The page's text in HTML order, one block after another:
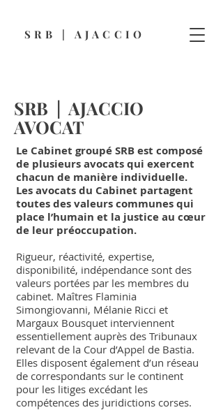
SRB | AJACCIO
SRB | AJACCIO
AVOCAT
Le Cabinet groupé SRB est composé
de plusieurs avocats qui exercent
chacun de manière individuelle.
Les avocats du Cabinet partagent
toutes des valeurs communes qui
place l’humain et la justice au cœur
de leur préoccupation.
Rigueur, réactivité, expertise,
disponibilité, indépendance sont des
valeurs portées par les membres du
cabinet. Maîtres Flaminia
Simongiovanni, Mélanie Ricci et
Margaux Bousquet interviennent
essentiellement auprès des Tribunaux
relevant de la Cour d’Appel de Bastia.
Elles disposent également d’un réseau
de correspondants sur le continent
pour les litiges excédant les
compétences des juridictions corses.